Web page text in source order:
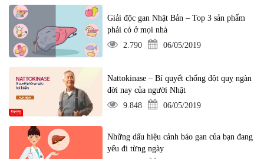
Giải độc gan Nhật Bản – Top 3 sản phẩm
phải có ở mọi nhà
2.790
06/05/2019
Nattokinase – Bí quyết chống đột quỵ ngàn
đời nay của người Nhật
9.848
06/05/2019
Những dấu hiệu cảnh báo gan của bạn đang
yếu đi từng ngày